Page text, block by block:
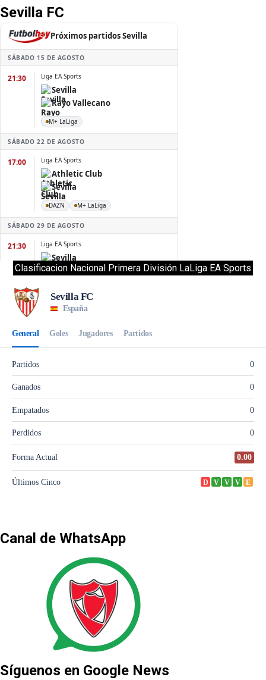
Sevilla FC
Clasificacion Nacional Primera División LaLiga EA Sports
Canal de WhatsApp
Síguenos en Google News